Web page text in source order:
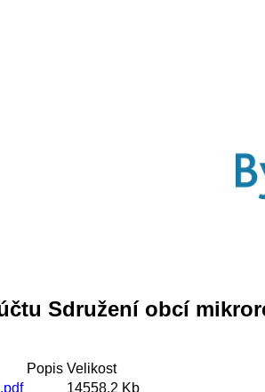
Sdružení obcí
Popis Velikost
14558.2 Kb